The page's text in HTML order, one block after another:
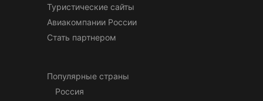
Туристические сайты
Авиакомпании России
Стать партнером
Популярные страны
Россия